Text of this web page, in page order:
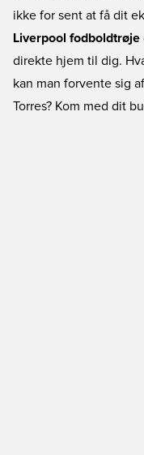
ikke for sent at få dit
Liverpool fodboldtrøje
direkte hjem til dig.
kan man forvente sig
Torres? Kom med dit